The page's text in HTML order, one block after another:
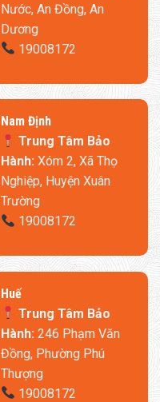
Nước, An Đồng, An
Dương
19008172
​Nam Định
Trung Tâm Bảo
Hành:Xóm 2, Xã Thọ
Nghiệp, Huyện Xuân
Trường
19008172
​Huế
Trung Tâm Bảo
Hành:246 Phạm Văn
Đồng, Phường Phú
Thượng
19008172